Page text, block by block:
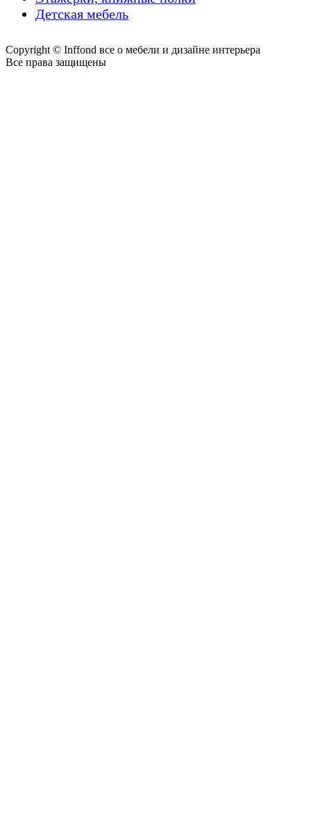
Детская мебель
Copyright © Inffond все о мебели и дизайне интерьера
Все права защищены